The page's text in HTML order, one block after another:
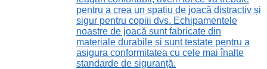
pentru a crea un spațiu de joacă distractiv și
sigur pentru copiii dvs. Echipamentele
noastre de joacă sunt fabricate din
materiale durabile și sunt testate pentru a
asigura conformitatea cu cele mai înalte
standarde de siguranță.